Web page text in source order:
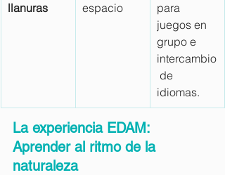
llanuras
espacio
para
juegos en
grupo e
intercambio
de
idiomas.
La experiencia EDAM:
Aprender al ritmo de la
naturaleza